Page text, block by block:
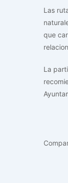
Las
que
La